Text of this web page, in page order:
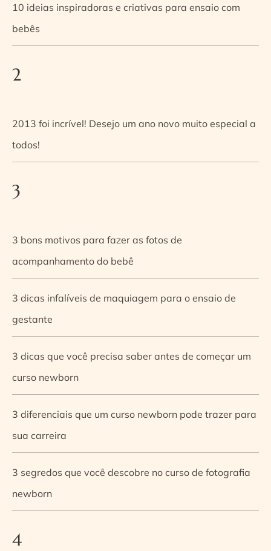
10 ideias inspiradoras e criativas para ensaio com
bebês
2
2013 foi incrível! Desejo um ano novo muito especial a
todos!
3
3 bons motivos para fazer as fotos de
acompanhamento do bebê
3 dicas infalíveis de maquiagem para o ensaio de
gestante
3 dicas que você precisa saber antes de começar um
curso newborn
3 diferenciais que um curso newborn pode trazer para
sua carreira
3 segredos que você descobre no curso de fotografia
newborn
4